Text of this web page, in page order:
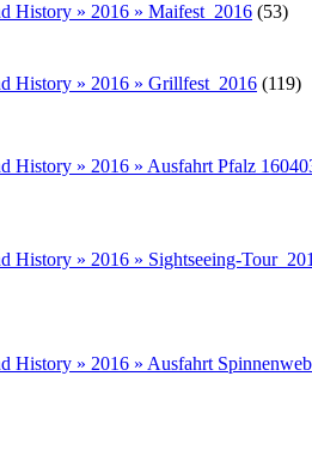
History » 2016 » Maifest_2016 (53)
History » 2016 » Grillfest_2016 (119)
History » 2016 » Ausfahrt Pfalz
History » 2016 » Sightseeing-
History » 2016 » Ausfahrt